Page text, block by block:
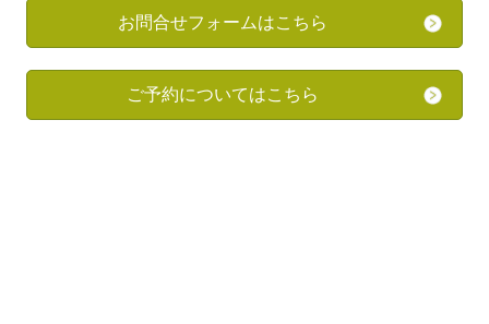
お問合せフォームはこちら
ご予約についてはこちら